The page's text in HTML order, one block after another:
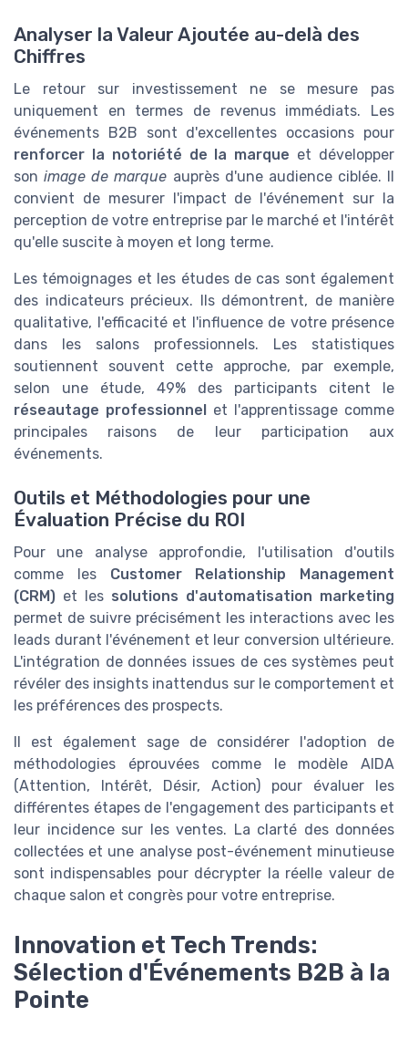
Analyser la Valeur Ajoutée au-delà des
Chiffres
Le retour sur investissement ne se mesure pas
uniquement en termes de revenus immédiats. Les
événements B2B sont d'excellentes occasions pour
renforcer la notoriété de la marque et développer
sonimage de marque auprès d'une audience ciblée. Il
convient de mesurer l'impact de l'événement sur la
perception de votre entreprise par le marché et l'intérêt
qu'elle suscite à moyen et long terme.
Les témoignages et les études de cas sont également
des indicateurs précieux. Ils démontrent, de manière
qualitative, l'efficacité et l'influence de votre présence
dans les salons professionnels. Les statistiques
soutiennent souvent cette approche, par exemple,
selon une étude, 49% des participants citent le
réseautage professionnel et l'apprentissage comme
principales raisons de leur participation aux
événements.
Outils et Méthodologies pour une
Évaluation Précise du ROI
Pour une analyse approfondie, l'utilisation d'outils
comme les Customer Relationship Management
(CRM) et les solutions d'automatisation marketing
permet de suivre précisément les interactions avec les
leads durant l'événement et leur conversion ultérieure.
L'intégration de données issues de ces systèmes peut
révéler des insights inattendus sur le comportement et
les préférences des prospects.
Il est également sage de considérer l'adoption de
méthodologies éprouvées comme le modèle AIDA
(Attention, Intérêt, Désir, Action) pour évaluer les
différentes étapes de l'engagement des participants et
leur incidence sur les ventes. La clarté des données
collectées et une analyse post-événement minutieuse
sont indispensables pour décrypter la réelle valeur de
chaque salon et congrès pour votre entreprise.
Innovation et Tech Trends:
Sélection d'Événements B2B à la
Pointe